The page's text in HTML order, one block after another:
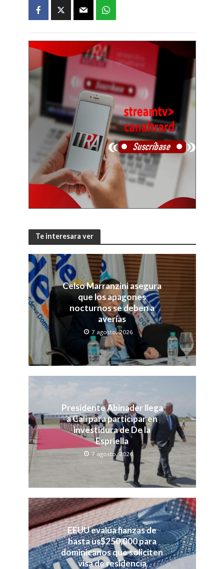
Te interesara ver
Celso Marranzini asegura
que los apagones
nocturnos se deben a
averías
7 agosto, 2026
Presidente Abinader llega
a Cali para participar en
investidura de De la
Espriella
7 agosto, 2026
EEUU evalúa fianzas de
hasta us$250,000 para
dominicanos que soliciten
visa de residencia